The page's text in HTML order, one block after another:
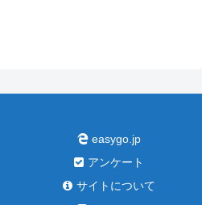
easygo.jp
アンケート
サイトについて